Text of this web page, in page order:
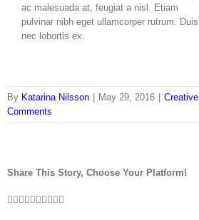
ac malesuada at, feugiat a nisl. Etiam
pulvinar nibh eget ullamcorper rutrum. Duis
nec lobortis ex.
By Katarina Nilsson May 29, 2016 Creative
Comments
Share This Story, Choose Your Platform!